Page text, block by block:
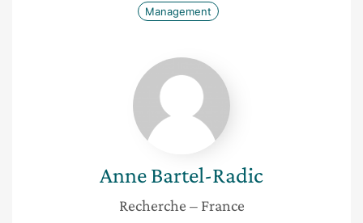
Management
Anne
Bartel-
Radic
AnneBartel-Radic
Recherche – France